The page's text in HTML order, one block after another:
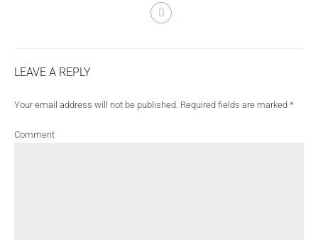
LEAVE A REPLY
Your email address will not be published. Required fields are marked *
Comment